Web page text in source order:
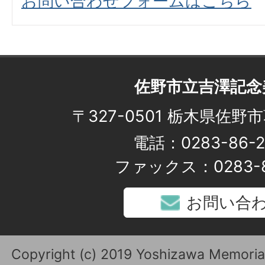
佐野市立吉澤記
〒327-0501 栃木県佐野
電話：0283-86-
ファックス：
お問い合
Copyright (c) 2019 Yoshizawa